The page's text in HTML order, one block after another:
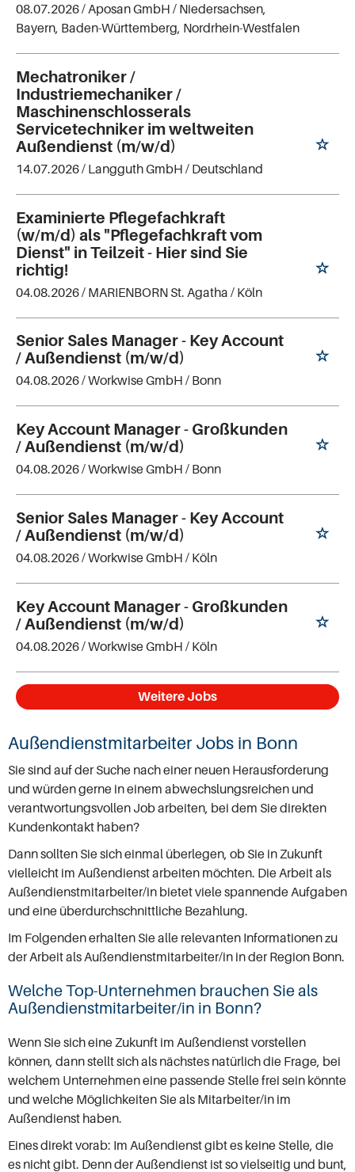
08.07.2026 / Aposan GmbH / Niedersachsen,
Bayern, Baden-Württemberg, Nordrhein-Westfalen
Mechatroniker /
Industriemechaniker /
Maschinenschlosserals
Servicetechniker im weltweiten
Außendienst (m/w/d)
14.07.2026 / Langguth GmbH / Deutschland
Examinierte Pflegefachkraft
(w/m/d) als "Pflegefachkraft vom
Dienst" in Teilzeit - Hier sind Sie
richtig!
04.08.2026 / MARIENBORN St. Agatha / Köln
Senior Sales Manager - Key Account
/ Außendienst (m/w/d)
04.08.2026 /Workwise GmbH / Bonn
Key Account Manager - Großkunden
/ Außendienst (m/w/d)
04.08.2026 /Workwise GmbH / Bonn
Senior Sales Manager - Key Account
/ Außendienst (m/w/d)
04.08.2026 /Workwise GmbH / Köln
Key Account Manager - Großkunden
/ Außendienst (m/w/d)
04.08.2026 /Workwise GmbH / Köln
Weitere Jobs
Außendienstmitarbeiter Jobs in Bonn
Sie sind auf der Suche nach einer neuen Herausforderung
und würden gerne in einem abwechslungsreichen und
verantwortungsvollen Job arbeiten, bei dem Sie direkten
Kundenkontakt haben?
Dann sollten Sie sich einmal überlegen, ob Sie in Zukunft
vielleicht im Außendienst arbeiten möchten. Die Arbeit als
Außendienstmitarbeiter/in bietet viele spannende Aufgaben
und eine überdurchschnittliche Bezahlung.
Im Folgenden erhalten Sie alle relevanten Informationen zu
der Arbeit als Außendienstmitarbeiter/in in der Region Bonn.
Welche Top-Unternehmen brauchen Sie als
Außendienstmitarbeiter/in in Bonn?
Wenn Sie sich eine Zukunft im Außendienst vorstellen
können, dann stellt sich als nächstes natürlich die Frage, bei
welchem Unternehmen eine passende Stelle frei sein könnte
und welche Möglichkeiten Sie als Mitarbeiter/in im
Außendienst haben.
Eines direkt vorab: Im Außendienst gibt es keine Stelle, die
es nicht gibt. Denn der Außendienst ist so vielseitig und bunt,